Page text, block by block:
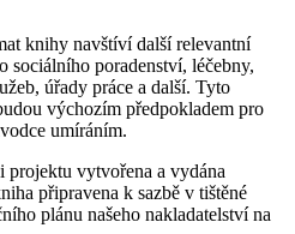
knihy navštíví další relevantní
sociálního poradenství, léčebny,
úřady práce a další. Tyto
výchozím předpokladem pro
umíráním.
projektu vytvořena a vydána
připravena k sazbě v tištěné
plánu našeho nakladatelství na